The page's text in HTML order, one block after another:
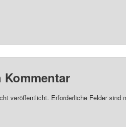
Kommentar
veröffentlicht. Erforderliche Felder sind